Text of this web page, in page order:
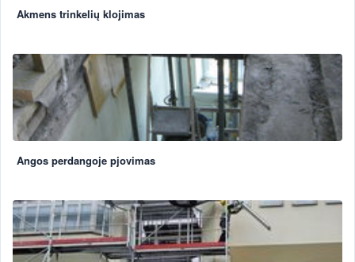
Akmens trinkelių klojimas
Angos perdangoje pjovimas